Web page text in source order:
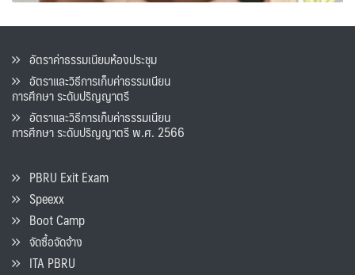
อัตราค่าธรรมเนียมห้องประชุม
อัตราและวิธีการเก็บค่าธรรมเนียน
การศึกษา ระดับปริญญาตรี
อัตราและวิธีการเก็บค่าธรรมเนียน
การศึกษา ระดับปริญญาตรี พ.ศ. 2566
PBRU Exit Exam
Speexx
Boot Camp
จัดซื้อจัดจ้าง
ITA PBRU